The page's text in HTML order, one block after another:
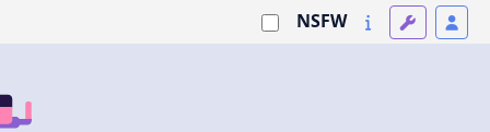
NSFW